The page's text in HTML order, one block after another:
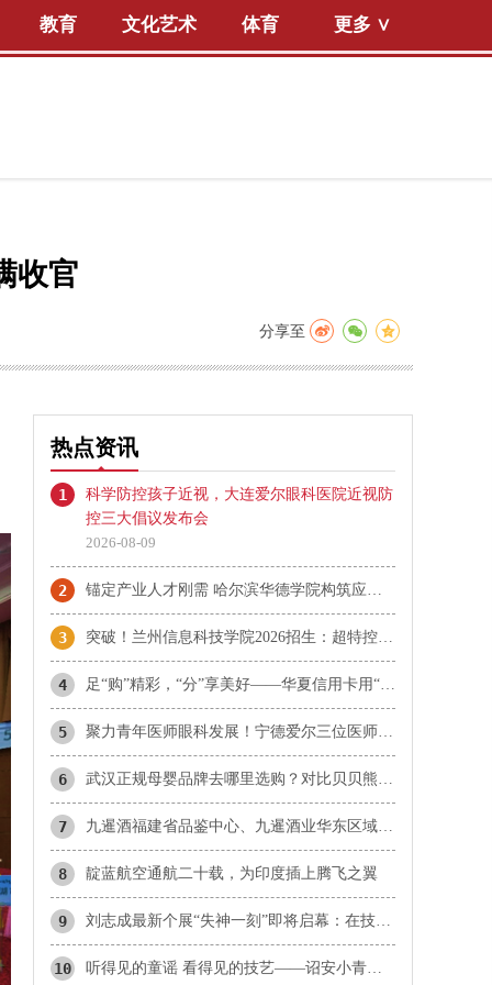
教育 文化艺术 体育 更多 ∨
收官
分享至
热点资讯
1
科学防控孩子近视，大连爱尔眼科医院近视防
控三大倡议发布会
2026-08-09
2 锚定产业人才刚需 哈尔滨华德学院构筑应用型人才成长高地
3 突破！兰州信息科技学院2026招生：超特控线录取13人！
4 足“购”精彩，“分”享美好——华夏信用卡用“惠民”点亮夏日消费
5 ​聚力青年医师眼科发展！宁德爱尔三位医师当选市眼科青年学组成员
6 武汉正规母婴品牌去哪里选购？对比贝贝熊、爱婴坊、乐婴等本地品牌与孩子王
7 九暹酒福建省品鉴中心、九暹酒业华东区域福建省办事处：御隆艺术馆
8 靛蓝航空通航二十载，为印度插上腾飞之翼
9 刘志成最新个展“失神一刻”即将启幕：在技术理性时代，重新唤醒感知的诗意
10 听得见的童谣 看得见的技艺——诏安小青梅童声合唱团首登国家大剧院